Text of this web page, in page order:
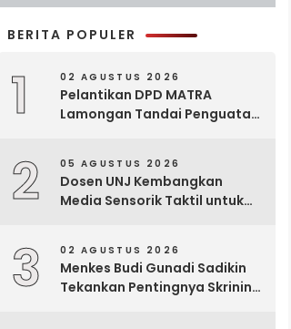
BERITA POPULER
1 02 AGUSTUS 2026
Pelantikan DPD MATRA
Lamongan Tandai Penguatan
2 05 AGUSTUS 2026
Dosen UNJ Kembangkan
Media Sensorik Taktil untuk
3 02 AGUSTUS 2026
Menkes Budi Gunadi Sadikin
Tekankan Pentingnya Skrining